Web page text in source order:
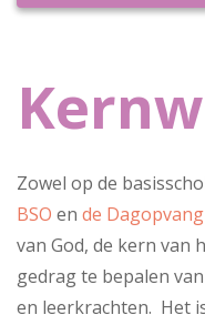
Zowel op de
BSO en de Dagopvang
van God, de kern van
gedrag te bepalen
en leerkrachten. Het